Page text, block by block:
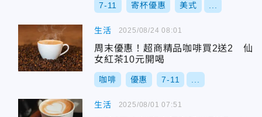
7-11 寄杯優惠 美式
生活
周末優惠！超商精品咖啡買2送2 仙
女紅茶10元開喝
咖啡 優惠 7-11
2025/08/24 08:01
生活 2025/08/01 07:51